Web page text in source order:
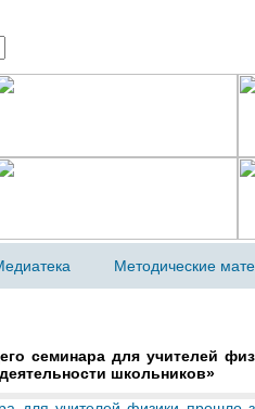
Методические
семинара для учителей
школьников»